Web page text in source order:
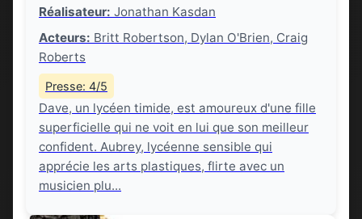
Réalisateur: Jonathan Kasdan
Acteurs: Britt Robertson, Dylan O'Brien, Craig
Roberts
Presse: 4/5
Dave, un lycéen timide, est amoureux d'une fille
superficielle qui ne voit en lui que son meilleur
confident. Aubrey, lycéenne sensible qui
apprécie les arts plastiques, flirte avec un
musicien plu...